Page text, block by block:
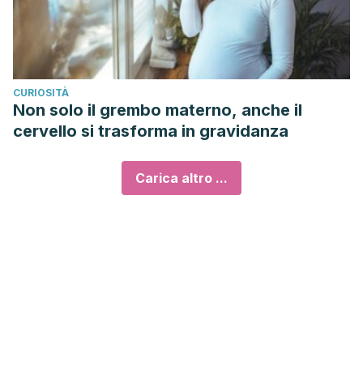
CURIOSITÀ
Non solo il grembo materno, anche il
cervello si trasforma in gravidanza
Carica altro ...